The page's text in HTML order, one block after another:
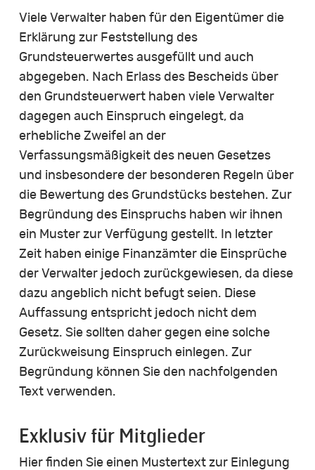
Viele Verwalter haben für den Eigentümer die
Erklärung zur Feststellung des
Grundsteuerwertes ausgefüllt und auch
abgegeben. Nach Erlass des Bescheids über
den Grundsteuerwert haben viele Verwalter
dagegen auch Einspruch eingelegt, da
erhebliche Zweifel an der
Verfassungsmäßigkeit des neuen Gesetzes
und insbesondere der besonderen Regeln über
die Bewertung des Grundstücks bestehen. Zur
Begründung des Einspruchs haben wir ihnen
ein Muster zur Verfügung gestellt. In letzter
Zeit haben einige Finanzämter die Einsprüche
der Verwalter jedoch zurückgewiesen, da diese
dazu angeblich nicht befugt seien. Diese
Auffassung entspricht jedoch nicht dem
Gesetz. Sie sollten daher gegen eine solche
Zurückweisung Einspruch einlegen. Zur
Begründung können Sie den nachfolgenden
Text verwenden.
Exklusiv für Mitglieder
Hier finden Sie einen Mustertext zur Einlegung